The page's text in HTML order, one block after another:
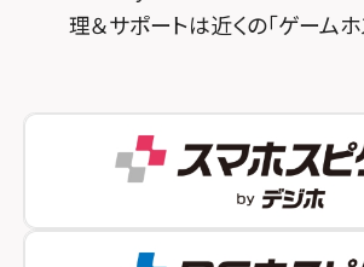
スマホスピタル秋葉原
スマホスピタル 自由が丘
スマホスピタルオリナス錦糸町
スマホスピタル テルル成増
スマホスピタル神戸三宮
スマホスピタル by デジホ 姫路
スマホスピタル伊丹
スマホスピタル奈良生駒
理＆サポートは近くの「ゲーム